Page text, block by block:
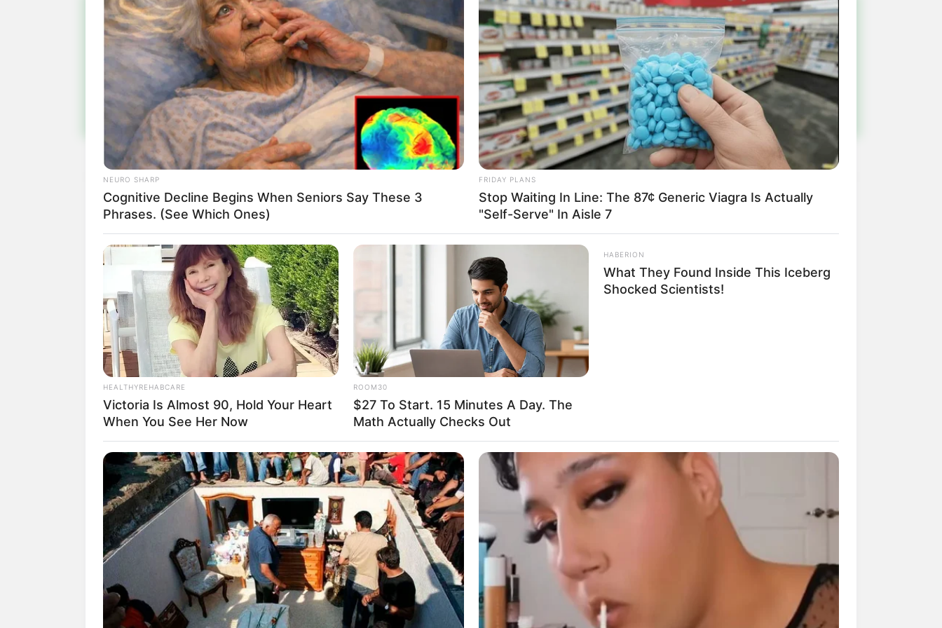
Participe do nosso grupo do WhatsApp!
Fique informado em tempo real sobre as principais notícias de Paraguaçu Paulista e região
Clique aqui para entrar no grupo
NEURO SHARP
Cognitive Decline Begins When Seniors Say These 3
Phrases. (See Which Ones)
FRIDAY PLANS
Stop Waiting In Line: The 87¢ Generic Viagra Is Actually
"Self-Serve" In Aisle 7
HEALTHYREHABCARE
Victoria Is Almost 90, Hold Your Heart
When You See Her Now
ROOM30
$27 To Start. 15 Minutes A Day. The
Math Actually Checks Out
HABERION
What They Found Inside This Iceberg
Shocked Scientists!